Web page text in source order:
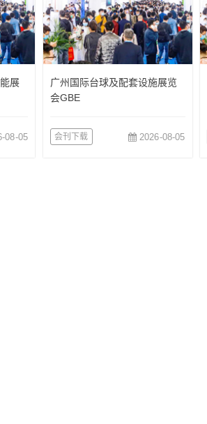
展
08-05
广州国际台球及配套设施展览
会GBE
会刊下载 2026-08-05